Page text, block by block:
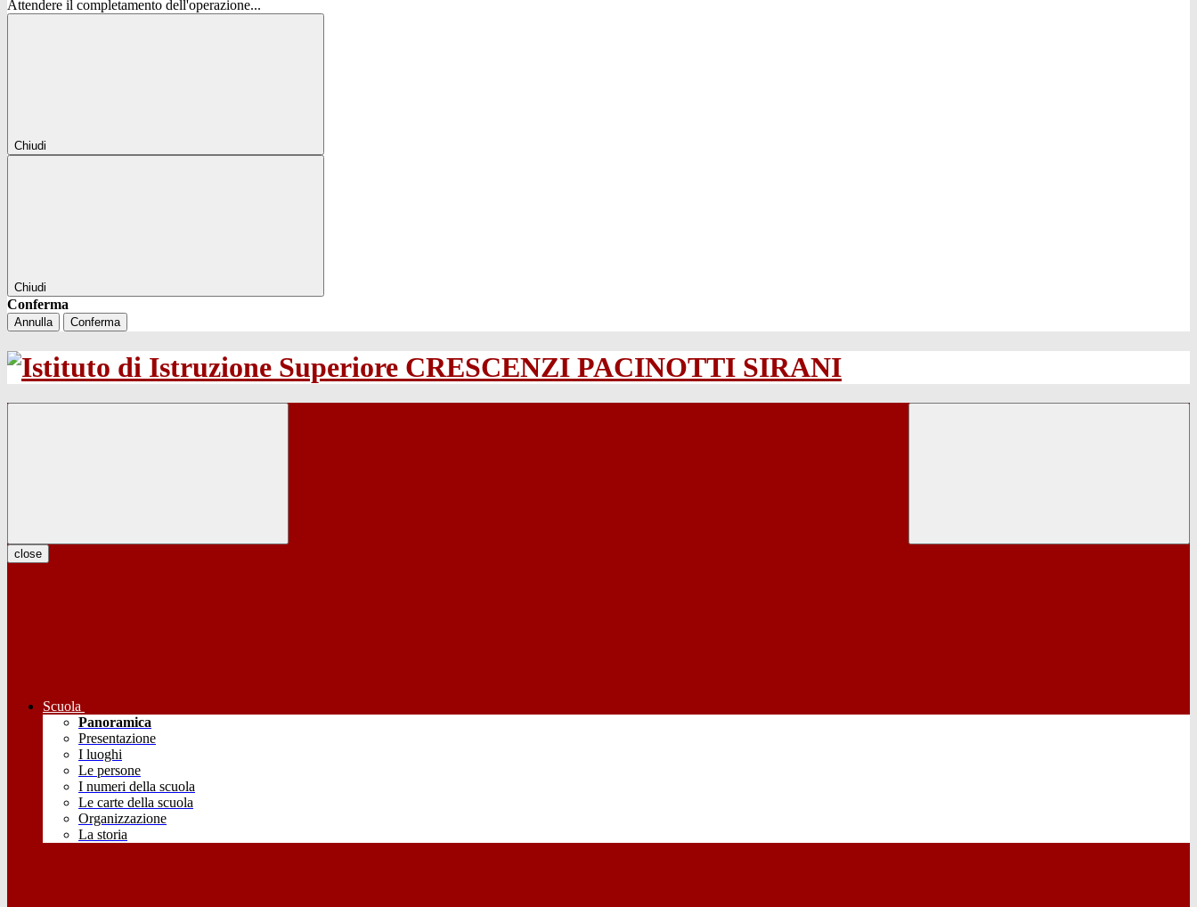
Attendere il completamento dell'operazione...
Chiudi
Chiudi
Conferma
Annulla Conferma
close
Scuola
Panoramica
Presentazione
I luoghi
Le persone
I numeri della scuola
Le carte della scuola
Organizzazione
La storia